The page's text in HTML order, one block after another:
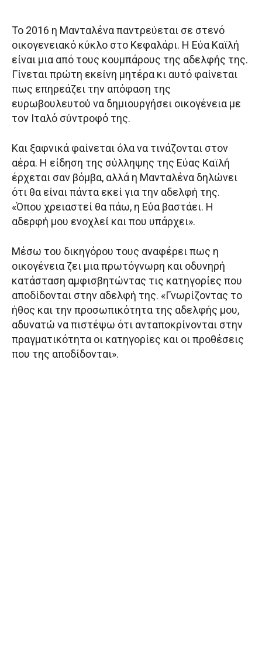
Το 2016 η Μανταλένα παντρεύεται σε στενό
οικογενειακό κύκλο στο Κεφαλάρι. Η Εύα Καϊλή
είναι μια από τους κουμπάρους της αδελφής της.
Γίνεται πρώτη εκείνη μητέρα κι αυτό φαίνεται
πως επηρεάζει την απόφαση της
ευρωβουλευτού να δημιουργήσει οικογένεια με
τον Ιταλό σύντροφό της.
Και ξαφνικά φαίνεται όλα να τινάζονται στον
αέρα. Η είδηση της σύλληψης της Εύας Καϊλή
έρχεται σαν βόμβα, αλλά η Μανταλένα δηλώνει
ότι θα είναι πάντα εκεί για την αδελφή της.
«Όπου χρειαστεί θα πάω, η Εύα βαστάει. Η
αδερφή μου ενοχλεί και που υπάρχει».
Μέσω του δικηγόρου τους αναφέρει πως η
οικογένεια ζει μια πρωτόγνωρη και οδυνηρή
κατάσταση αμφισβητώντας τις κατηγορίες που
αποδίδονται στην αδελφή της. «Γνωρίζοντας το
ήθος και την προσωπικότητα της αδελφής μου,
αδυνατώ να πιστέψω ότι ανταποκρίνονται στην
πραγματικότητα οι κατηγορίες και οι προθέσεις
που της αποδίδονται».